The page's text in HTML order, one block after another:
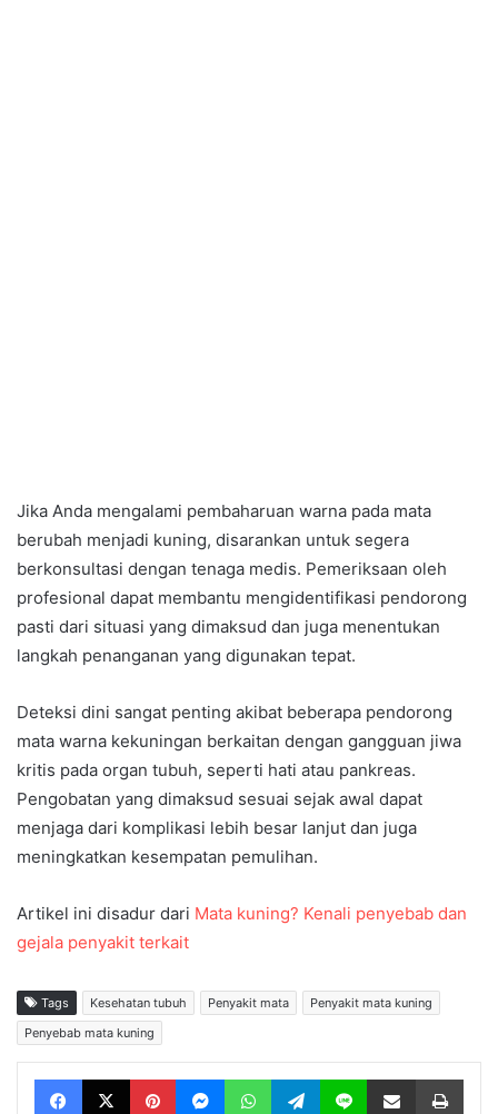
Jika Anda mengalami pembaharuan warna pada mata
berubah menjadi kuning, disarankan untuk segera
berkonsultasi dengan tenaga medis. Pemeriksaan oleh
profesional dapat membantu mengidentifikasi pendorong
pasti dari situasi yang dimaksud dan juga menentukan
langkah penanganan yang digunakan tepat.
Deteksi dini sangat penting akibat beberapa pendorong
mata warna kekuningan berkaitan dengan gangguan jiwa
kritis pada organ tubuh, seperti hati atau pankreas.
Pengobatan yang dimaksud sesuai sejak awal dapat
menjaga dari komplikasi lebih besar lanjut dan juga
meningkatkan kesempatan pemulihan.
Artikel ini disadur dari Mata kuning? Kenali penyebab dan
gejala penyakit terkait
Tags Kesehatan tubuh Penyakit mata
Penyakit mata kuning
Penyebab mata kuning
Facebook X Pinterest Messenger WhatsApp Telegram Line Share via Email